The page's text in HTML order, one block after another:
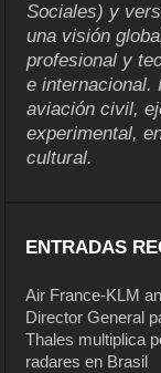
Sociales) y
una visión
profesional y
e internacional.
aviación civil,
experimental,
cultural.
ENTRADAS
Air France-KLM
Director General
Thales multiplica
radares en Brasil